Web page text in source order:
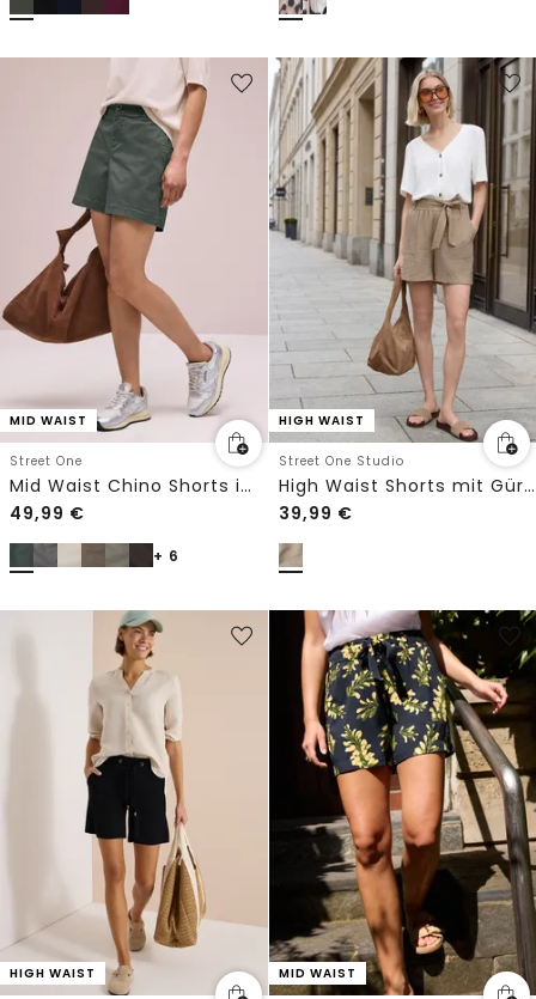
MID WAIST
Street One
Mid Waist Chino Shorts im Casual Fit
49,99 €
+ 6
HIGH WAIST
Street One Studio
High Waist Shorts mit Gürtel
39,99 €
HIGH WAIST MID WAIST